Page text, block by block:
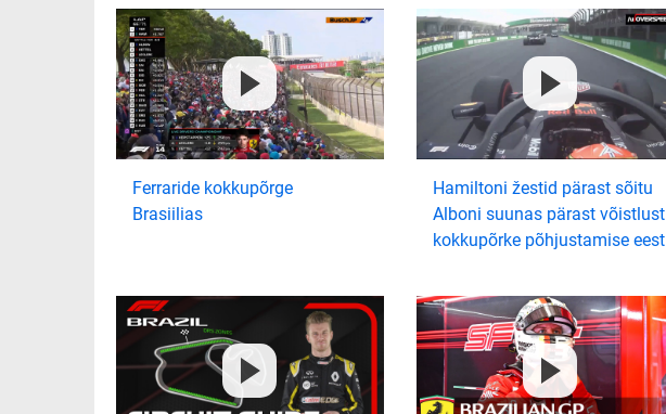
Ferraride kokkupõrge
Brasiilias
Hamiltoni žestid pärast sõitu
Alboni suunas pärast võistlust
kokkupõrke põhjustamise eest